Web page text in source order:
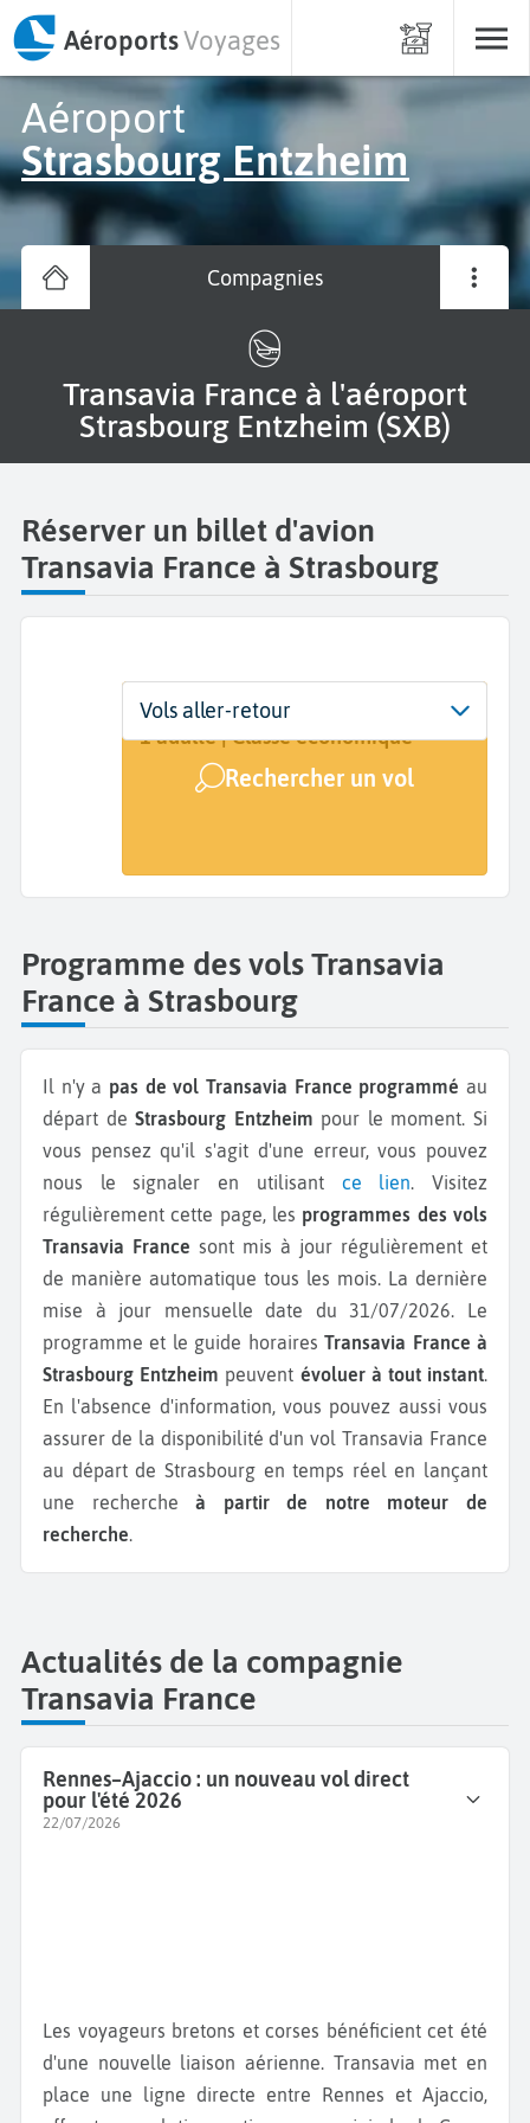
AéroportsVoyages
Aéroport
Strasbourg Entzheim
Compagnies
Transavia France à l'aéroport
Strasbourg Entzheim (SXB)
Réserver un billet d'avion
Transavia France à Strasbourg
Départ
Strasbourg Entzheim (SXB)
Dates
Dates de votre voyage
Voyageurs | Classe
1 adulte | Classe économique
Rechercher un vol
Vols aller-retour
Programme des vols Transavia
France à Strasbourg
Il n'y a pas de vol Transavia France programmé au
départ deStrasbourg Entzheim pour le moment. Si
vous pensez qu'il s'agit d'une erreur, vous pouvez
nous le signaler en utilisant ce lien. Visitez
régulièrement cette page, les programmes des vols
Transavia France sont mis à jour régulièrement et
de manière automatique tous les mois. La dernière
mise à jour mensuelle date du 31/07/2026. Le
programme et le guide horairesTransavia France à
Strasbourg Entzheim peuvent évoluer à tout instant.
En l'absence d'information, vous pouvez aussi vous
assurer de la disponibilité d'un vol Transavia France
au départ de Strasbourg en temps réel en lançant
une rechercheà partir de notre moteur de
recherche.
Actualités de la compagnie
Transavia France
Rennes–Ajaccio : un nouveau vol direct
pour l'été 2026
22/07/2026
Les voyageurs bretons et corses bénéficient cet été
d'une nouvelle liaison aérienne. Transavia met en
place une ligne directe entre Rennes et Ajaccio,